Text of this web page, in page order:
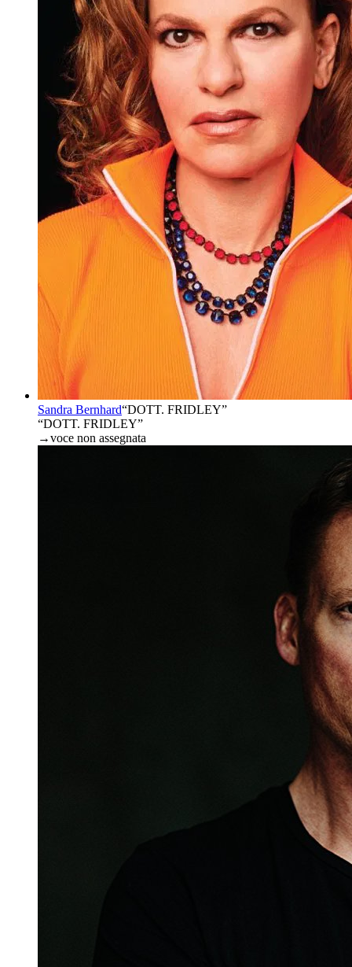
Sandra Bernhard“DOTT. FRIDLEY”
“DOTT. FRIDLEY”
→voce non assegnata